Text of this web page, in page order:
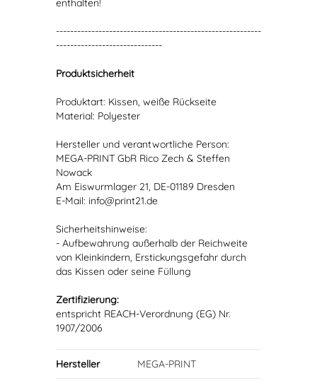
enthalten!
----------------------------------------------------------
------------------------------
Produktsicherheit
Produktart: Kissen, weiße Rückseite
Material: Polyester
Hersteller und verantwortliche Person:
MEGA-PRINT GbR Rico Zech & Steffen
Nowack
Am Eiswurmlager 21, DE-01189 Dresden
E-Mail: info@print21.de
Sicherheitshinweise:
- Aufbewahrung außerhalb der Reichweite
von Kleinkindern, Erstickungsgefahr durch
das Kissen oder seine Füllung
Zertifizierung:
entspricht REACH-Verordnung (EG) Nr.
1907/2006
Hersteller MEGA-PRINT